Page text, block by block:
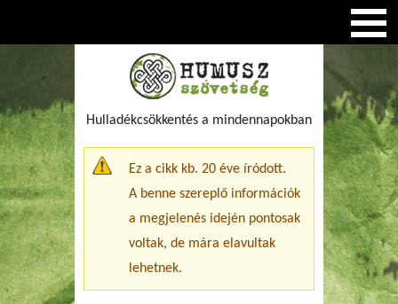
Hulladékcsökkentés a mindennapokban
Figyelmeztető üzenet
Ez a cikk kb. 20 éve íródott.
A benne szereplő információk
a megjelenés idején pontosak
voltak, de mára elavultak
lehetnek.